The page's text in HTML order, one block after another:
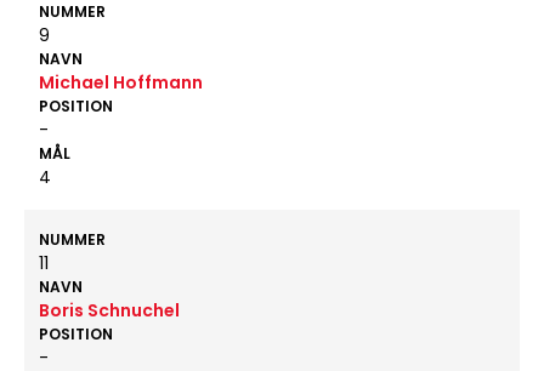
NUMMER
9
NAVN
Michael Hoffmann
POSITION
-
MÅL
4
NUMMER
11
NAVN
Boris Schnuchel
POSITION
-